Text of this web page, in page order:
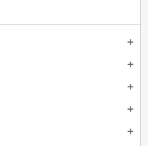
add
add
add
add
add